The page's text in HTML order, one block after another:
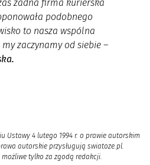
żadna firma kurierska
podobnego
to nasza wspólna
zaczynamy od siebie –
Ustawy 4 lutego 1994 r. o prawie autorskim
autorskie przysługują swiatoze.pl.
tylko za zgodą redakcji.